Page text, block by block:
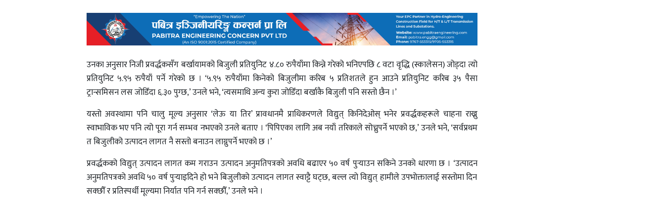
उनका अनुसार निजी प्रवर्द्धकसँग बर्खायामको बिजुली प्रतियुनिट ४.८० रुपैयाँमा किन्ने गरेको भनिएपछि ८ वटा वृद्धि (स्कालेसन) जोड्दा त्यो
प्रतियुनिट ५.९५ रुपैयाँ पर्ने गरेको छ । ‘५.९५ रुपैयाँमा किनेको बिजुलीमा करिब ५ प्रतिशतले हुन आउने प्रतियुनिट करिब ३५ पैसा
ट्रान्समिसन लस जोडिँदा ६.३० पुग्छ,’ उनले भने, ‘त्यसमाथि अन्य कुरा जोडिँदा बर्खाकै बिजुली पनि सस्तो छैन ।’
यस्तो अवस्थामा पनि चालु मूल्य अनुसार ‘लेऊ या तिर’ प्रावधानमै प्राधिकरणले विद्युत् किनिदेओस् भनेर प्रवर्द्धकहरूले चाहना राख्नु
स्वाभाविक भए पनि त्यो पूरा गर्न सम्भव नभएको उनले बताए । ‘पिपिएका लागि अब नयाँ तरिकाले सोच्नुपर्ने भएको छ,’ उनले भने, ‘सर्वप्रथम
त बिजुलीको उत्पादन लागत नै सस्तो बनाउन लाग्नुपर्ने भएको छ ।’
प्रवर्द्धकको विद्युत् उत्पादन लागत कम गराउन उत्पादन अनुमतिपत्रको अवधि बढाएर ५० वर्ष पुर्‍याउन सकिने उनको धारणा छ । ‘उत्पादन
अनुमतिपत्रको अवधि ५० वर्ष पुर्‍याइदिने हो भने बिजुलीको उत्पादन लागत स्वाट्टै घट्छ, बल्ल त्यो विद्युत् हामीले उपभोक्तालाई सस्तोमा दिन
सक्छौँ र प्रतिस्पर्धी मूल्यमा निर्यात पनि गर्न सक्छौँ,’ उनले भने ।